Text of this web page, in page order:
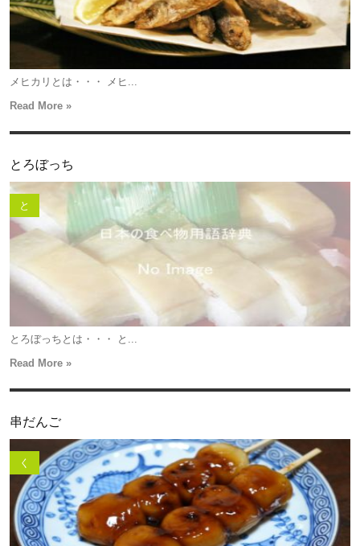
メヒカリとは・・・ メヒ...
Read More »
とろぼっち
と
とろぼっちとは・・・ と...
Read More »
串だんご
く